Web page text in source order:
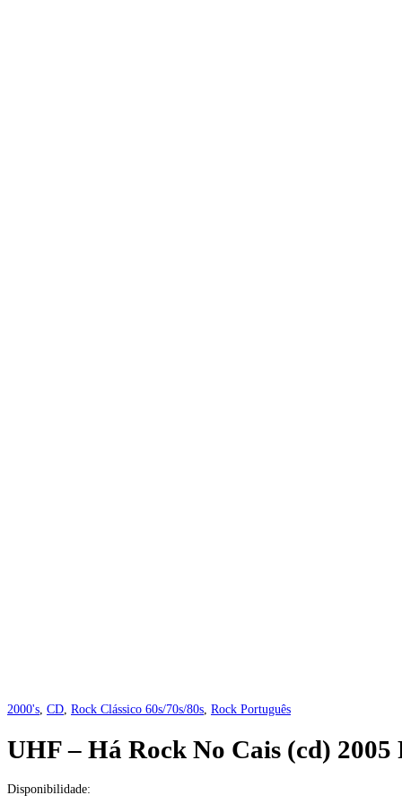
2000's, CD, Rock Clássico 60s/70s/80s, Rock Português
UHF – Há Rock No Cais (cd)
Disponibilidade: